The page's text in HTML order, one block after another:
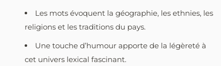
Les mots évoquent la géographie, les ethnies, les
religions et les traditions du pays.
Une touche d’humour apporte de la légèreté à
cet univers lexical fascinant.